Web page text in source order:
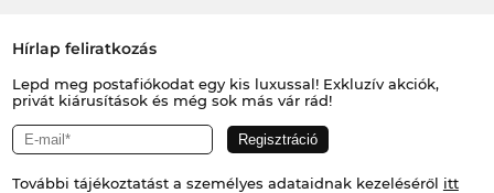
Hírlap feliratkozás
Lepd meg postafiókodat egy kis luxussal! Exkluzív akciók,
privát kiárusítások és még sok más vár rád!
További tájékoztatást a személyes adataidnak kezeléséről itt